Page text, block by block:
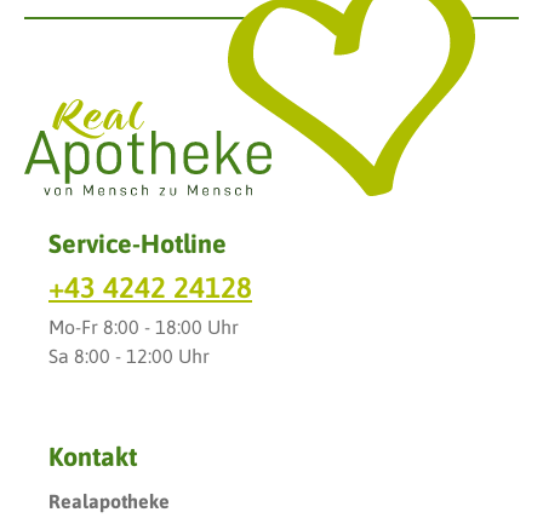
Service-Hotline
+43 4242 24128
Mo-Fr 8:00 - 18:00 Uhr
Sa 8:00 - 12:00 Uhr
Kontakt
Realapotheke